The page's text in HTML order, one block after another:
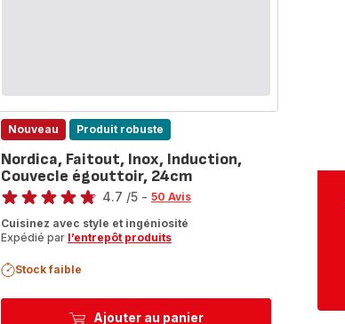
Ajouter au panier
Nouveau Produit robuste
Nordica, Faitout, Inox, Induction,
Couvecle égouttoir, 24cm
Note
4.7 /5 - 50 Avis
Cuisinez avec style et ingéniosité
Expédié par l’entrepôt produits
Stock faible